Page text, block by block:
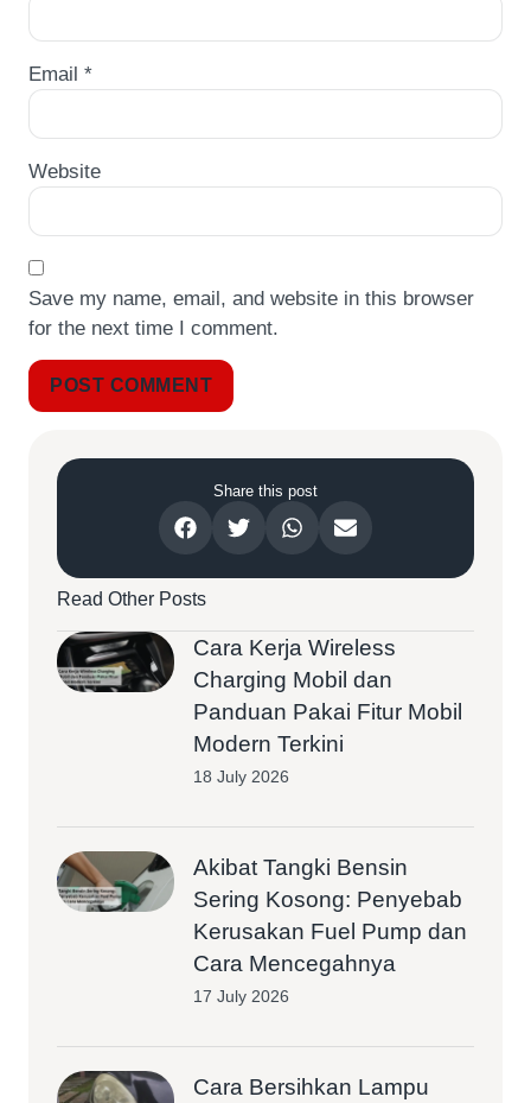
Email *
Website
Save my name, email, and website in this browser
for the next time I comment.
Read Other Posts
Cara Kerja Wireless
Charging Mobil dan
Panduan Pakai Fitur Mobil
Modern Terkini
18 July 2026
Akibat Tangki Bensin
Sering Kosong: Penyebab
Kerusakan Fuel Pump dan
Cara Mencegahnya
17 July 2026
Cara Bersihkan Lampu
Share this post